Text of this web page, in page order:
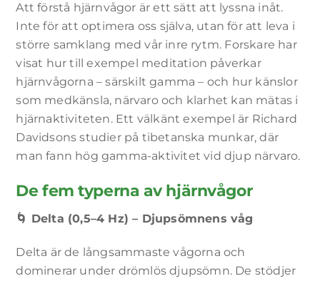
Att förstå hjärnvågor är ett sätt att lyssna inåt.
Inte för att optimera oss själva, utan för att leva i
större samklang med vår inre rytm. Forskare har
visat hur till exempel meditation påverkar
hjärnvågorna – särskilt gamma – och hur känslor
som medkänsla, närvaro och klarhet kan mätas i
hjärnaktiviteten. Ett välkänt exempel är Richard
Davidsons studier på tibetanska munkar, där
man fann hög gamma-aktivitet vid djup närvaro.
De fem typerna av hjärnvågor
🌀 Delta (0,5–4 Hz) – Djupsömnens våg
Delta är de långsammaste vågorna och
dominerar under drömlös djupsömn. De stödjer